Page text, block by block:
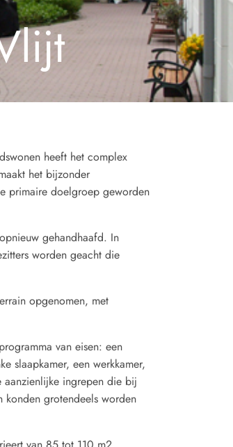
heeft het complex
het bijzonder
primaire doelgroep geworden
gehandhaafd. In
worden geacht die
opgenomen, met
van eisen: een
slaapkamer, een werkkamer,
ingrepen die bij
grotendeels worden